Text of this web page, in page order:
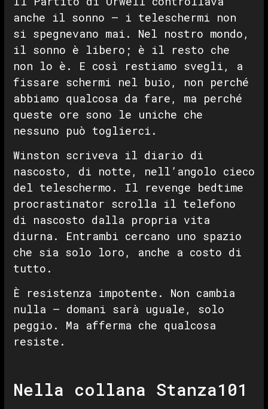
anche il sonno — i teleschermi non
si spegnevano mai. Nel nostro mondo,
il sonno è libero; è il resto che
non lo è. E così restiamo svegli, a
fissare schermi nel buio, non perché
abbiamo qualcosa da fare, ma perché
queste ore sono le uniche che
nessuno può toglierci.
Winston scriveva il diario di
nascosto, di notte, nell’angolo cieco
del teleschermo. Il revenge bedtime
procrastinator scrolla il telefono
di nascosto dalla propria vita
diurna. Entrambi cercano uno spazio
che sia solo loro, anche a costo di
tutto.
È resistenza impotente. Non cambia
nulla — domani sarà uguale, solo
peggio. Ma afferma che qualcosa
resiste.
Nella collana Stanza101